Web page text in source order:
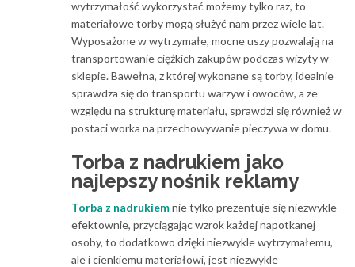
wytrzymałość wykorzystać możemy tylko raz, to
materiałowe torby mogą służyć nam przez wiele lat.
Wyposażone w wytrzymałe, mocne uszy pozwalają na
transportowanie ciężkich zakupów podczas wizyty w
sklepie. Bawełna, z której wykonane są torby, idealnie
sprawdza się do transportu warzyw i owoców, a ze
względu na strukturę materiału, sprawdzi się również w
postaci worka na przechowywanie pieczywa w domu.
Torba z nadrukiem jako
najlepszy nośnik reklamy
Torba z nadrukiemnie tylko prezentuje się niezwykle
efektownie, przyciągając wzrok każdej napotkanej
osoby, to dodatkowo dzięki niezwykle wytrzymałemu,
ale i cienkiemu materiałowi, jest niezwykle